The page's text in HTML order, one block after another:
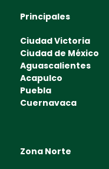
Principales
Ciudad Victoria
Ciudad de México
Aguascalientes
Acapulco
Puebla
Cuernavaca
Zona Norte